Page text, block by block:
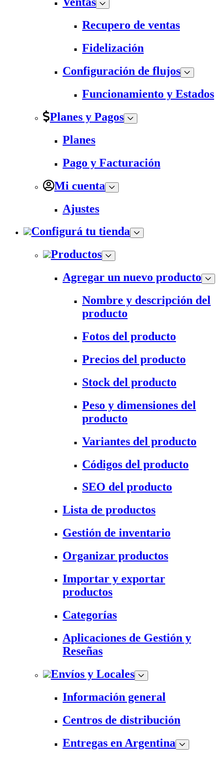
Recupero de ventas
Fidelización
Configuración de flujos
Funcionamiento y Estados
Planes y Pagos
Planes
Pago y Facturación
Mi cuenta
Ajustes
Configurá tu tienda
Productos
Agregar un nuevo producto
Nombre y descripción del
producto
Fotos del producto
Precios del producto
Stock del producto
Peso y dimensiones del
producto
Variantes del producto
Códigos del producto
SEO del producto
Lista de productos
Gestión de inventario
Organizar productos
Importar y exportar
productos
Categorías
Aplicaciones de Gestión y
Reseñas
Envíos y Locales
Información general
Centros de distribución
Entregas en Argentina